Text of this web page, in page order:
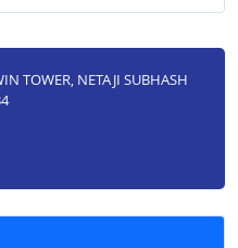
TOWER, NETAJI SUBHASH